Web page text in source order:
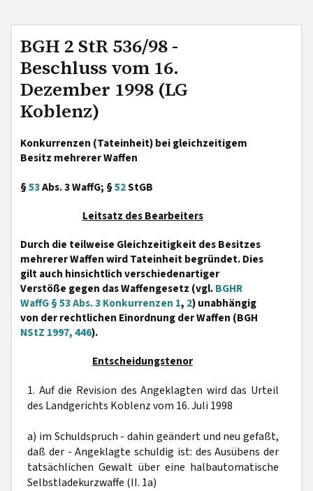
BGH 2 StR 536/98 -
Beschluss vom 16.
Dezember 1998 (LG
Koblenz)
Konkurrenzen (Tateinheit) bei gleichzeitigem
Besitz mehrerer Waffen
§53Abs. 3 WaffG; §52StGB
Leitsatz des Bearbeiters
Durch die teilweise Gleichzeitigkeit des Besitzes
mehrerer Waffen wird Tateinheit begründet. Dies
gilt auch hinsichtlich verschiedenartiger
Verstöße gegen das Waffengesetz (vgl.BGHR
WaffG § 53 Abs. 3 Konkurrenzen 1, 2) unabhängig
von der rechtlichen Einordnung der Waffen (BGH
NStZ 1997, 446).
Entscheidungstenor
1. Auf die Revision des Angeklagten wird das Urteil
des Landgerichts Koblenz vom 16. Juli 1998
a) im Schuldspruch - dahin geändert und neu gefaßt,
daß der - Angeklagte schuldig ist: des Ausübens der
tatsächlichen Gewalt über eine halbautomatische
Selbstladekurzwaffe (II. 1a)